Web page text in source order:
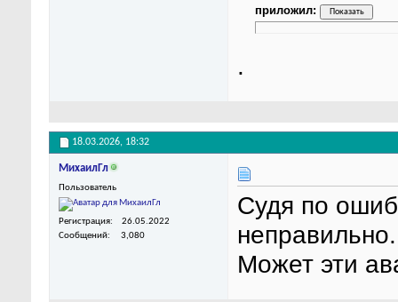
приложил:
.
18.03.2026, 18:32
МихаилГл
Пользователь
Регистрация
26.05.2022
Сообщений
3,080
Судя по
Может эти